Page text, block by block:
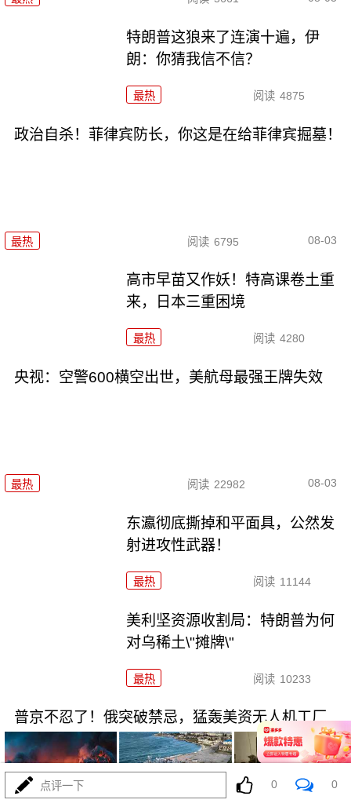
特朗普这狼来了连演十遍，伊
朗：你猜我信不信？
最热 阅读 4875
政治自杀！菲律宾防长，你这是在给菲律宾掘墓！
最热 阅读 6795 08-03
高市早苗又作妖！特高课卷土重
来，日本三重困境
最热 阅读 4280
央视：空警600横空出世，美航母最强王牌失效
最热 阅读 22982 08-03
东瀛彻底撕掉和平面具，公然发
射进攻性武器！
最热 阅读 11144
美利坚资源收割局：特朗普为何
对乌稀土\"摊牌\"
最热 阅读 10233
普京不忍了！俄突破禁忌，猛轰美资无人机工厂
点评一下 0 0